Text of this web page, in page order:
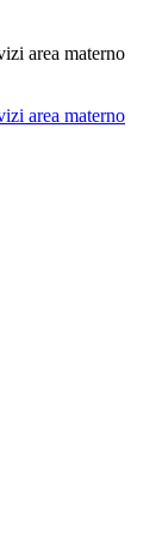
area materno
area materno